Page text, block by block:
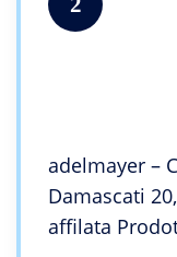
adelmayer –
Damascati
affilata